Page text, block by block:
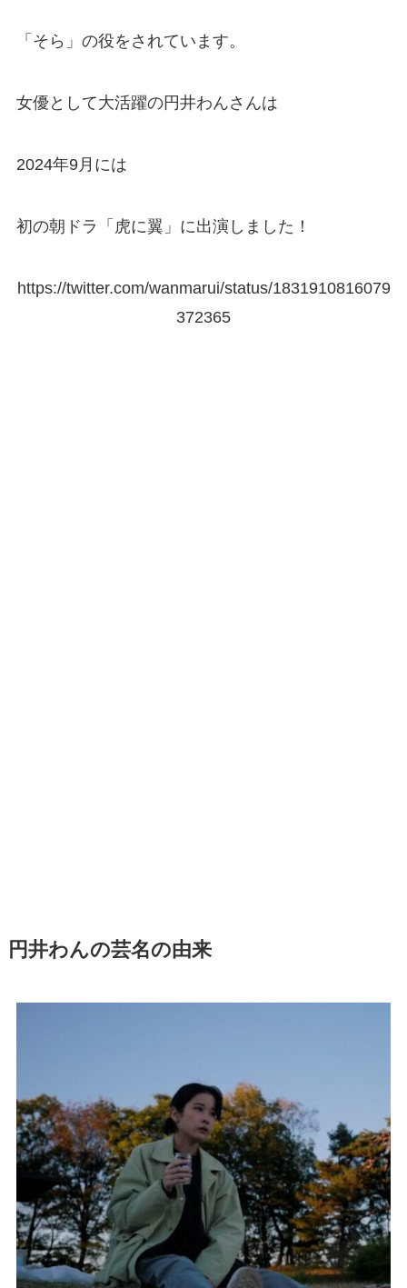
「そら」の役をされています。
女優として大活躍の円井わんさんは
2024年9月には
初の朝ドラ「虎に翼」に出演しました！
https://twitter.com/wanmarui/status/1831910816079
372365
円井わんの芸名の由来